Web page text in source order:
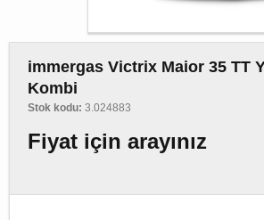
immergas Victrix Maior 35 TT
Kombi
Stok kodu: 3.024883
Fiyat için arayınız